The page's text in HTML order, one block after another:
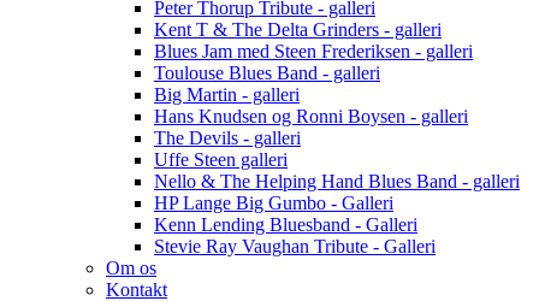
Peter Thorup Tribute - galleri
Kent T & The Delta Grinders - galleri
Blues Jam med Steen Frederiksen - galleri
Toulouse Blues Band - galleri
Big Martin - galleri
Hans Knudsen og Ronni Boysen - galleri
The Devils - galleri
Uffe Steen galleri
Nello & The Helping Hand Blues Band - galleri
HP Lange Big Gumbo - Galleri
Kenn Lending Bluesband - Galleri
Stevie Ray Vaughan Tribute - Galleri
Om os
Kontakt